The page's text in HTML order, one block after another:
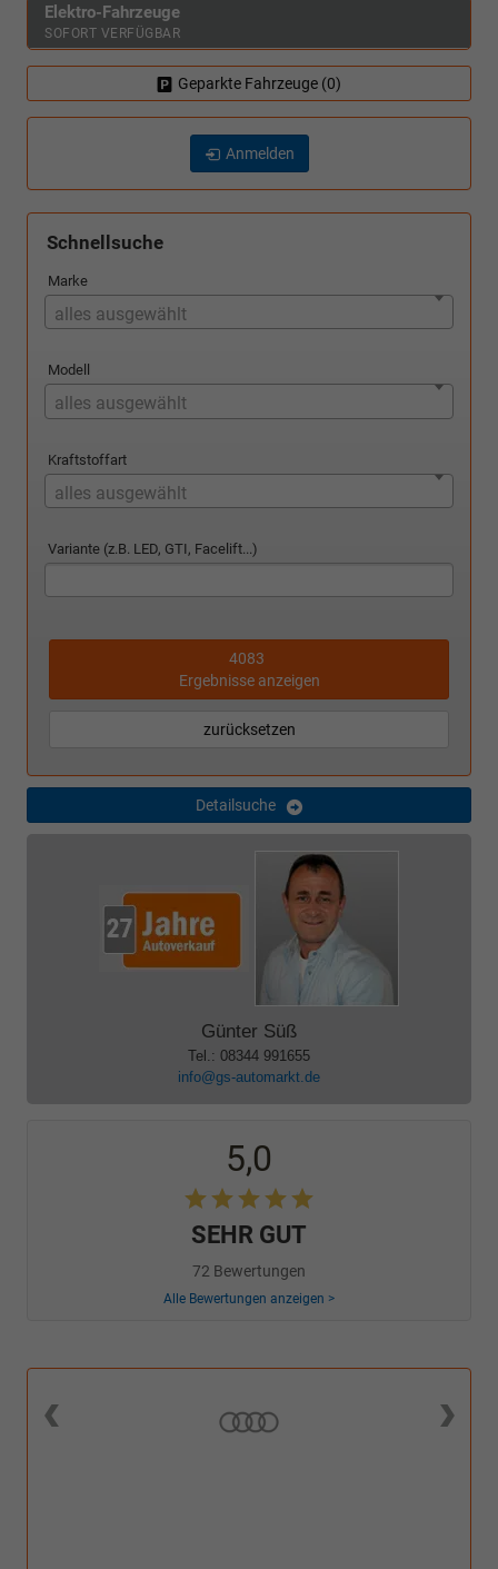
Elektro-Fahrzeuge
SOFORT VERFÜGBAR
Geparkte Fahrzeuge (0)
Anmelden
Schnellsuche
Marke
alles ausgewählt
Modell
alles ausgewählt
Kraftstoffart
alles ausgewählt
Variante (z.B. LED, GTI, Facelift...)
4083
Ergebnisse anzeigen
zurücksetzen
Detailsuche
Günter Süß
Tel.: 08344 991655
info@gs-automarkt.de
5,0
SEHR GUT
72 Bewertungen
Alle Bewertungen anzeigen >